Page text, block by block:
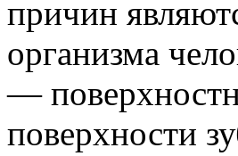
причин
организма
—
поверхности